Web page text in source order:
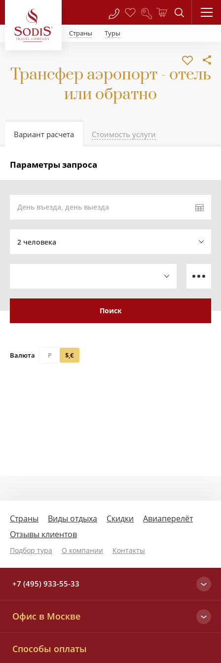
Страны Туры
Трансфер аэропорт - отель
или обратно
Вариант расчета Стоимость услуги
Параметры запроса
День въезда, день выезда
2 человека
Поиск
Валюта Р $,€
Страны Виды отдыха Скидки
Авиаперелёт
Отзывы клиентов
Подбор тура О компании Контакты
+7 (495) 933-55-33
+7 (495) 933-55-33
8 (800) 700-25-33
Офис в Москве
Способы оплаты